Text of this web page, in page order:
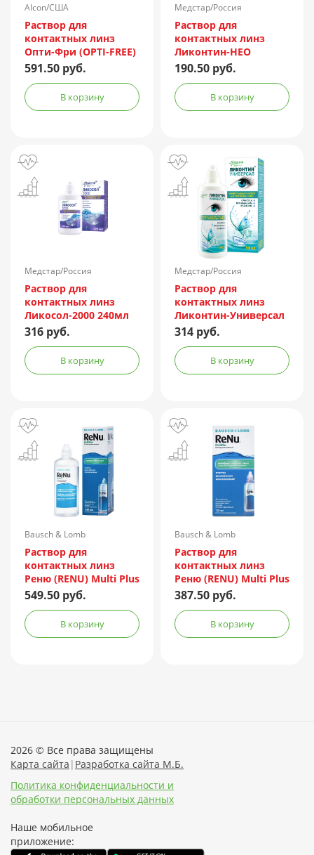
Alcon/США
Раствор для
контактных линз
Опти-Фри (OPTI-FREE)
Express 355мл +
контейнер
591.50 руб.
В корзину
Медстар/Россия
Раствор для
контактных линз
Ликонтин-НЕО
Мульти 60мл
190.50 руб.
В корзину
Медстар/Россия
Раствор для
контактных линз
Ликосол-2000 240мл
316 руб.
В корзину
Медстар/Россия
Раствор для
контактных линз
Ликонтин-Универсал
240мл
314 руб.
В корзину
Bausch & Lomb
Incorporated/Италия
Раствор для
контактных линз
Реню (RENU) Multi Plus
240мл + контейнер
549.50 руб.
В корзину
Bausch & Lomb
Incorporated/Италия
Раствор для
контактных линз
Реню (RENU) Multi Plus
120мл + контейнер
387.50 руб.
В корзину
2026 © Все права защищены
Карта сайта | Разработка сайта М.Б.
Политика конфиденциальности и
обработки персональных данных
Наше мобильное
приложение: